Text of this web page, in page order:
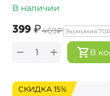
В наличии
‍399‍₽‍469‍₽ Экономия:‍70‍₽
В
+
−
СКИДКА 15%